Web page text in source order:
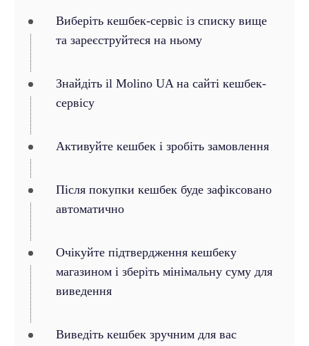
Виберіть кешбек-сервіс із списку вище
та зареєструйтеся на ньому
Знайдіть il Molino UA на сайті кешбек-
сервісу
Активуйте кешбек і зробіть замовлення
Після покупки кешбек буде зафіксовано
автоматично
Очікуйте підтвердження кешбеку
магазином і зберіть мінімальну суму для
виведення
Виведіть кешбек зручним для вас